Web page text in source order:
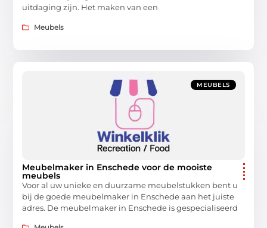
uitdaging zijn. Het maken van een
Meubels
MEUBELS
Meubelmaker in Enschede voor de mooiste
meubels
Voor al uw unieke en duurzame meubelstukken bent u
bij de goede meubelmaker in Enschede aan het juiste
adres. De meubelmaker in Enschede is gespecialiseerd